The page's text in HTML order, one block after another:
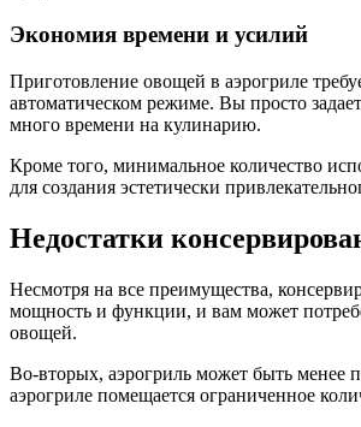
Экономия времени и усилий
Приготовление овощей в аэрогриле
автоматическом режиме. Вы просто
много времени на кулинарию.
Кроме того, минимальное количество
для создания эстетически
Недостатки
Несмотря на все преимущества,
мощность и функции, и вам может
овощей.
Во-вторых, аэрогриль может быть менее
аэрогриле помещается ограниченное